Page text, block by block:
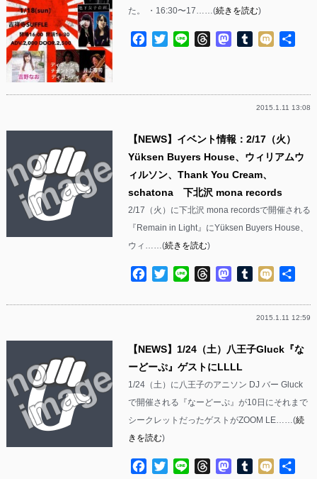
た。 ・16:30〜17……(続きを読む)
Facebook
TwitterLine ThreadsMastodon
Tumblr
Mixi
2015.1.11 13:08
【NEWS】イベント情報：2/17（火）
Yüksen Buyers House、ウィリアムウ
ィルソン、Thank You Cream、
schatona 下北沢 mona records
2/17（火）に下北沢 mona recordsで開催される
『Remain in Light』にYüksen Buyers House、
ウィ……(続きを読む)
Facebook
TwitterLine ThreadsMastodon
Tumblr
Mixi
2015.1.11 12:59
【NEWS】1/24（土）八王子Gluck『な
ーどーぷ』ゲストにLLLL
1/24（土）に八王子のアニソン DJ バー Gluck
で開催される『なーどーぷ』が10日にそれまで
シークレットだったゲストがZOOM LE……(続
きを読む)
Facebook
TwitterLine ThreadsMastodon
Tumblr
Mixi